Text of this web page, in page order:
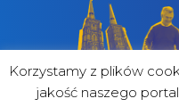
Korzystamy z plików
jakość naszego